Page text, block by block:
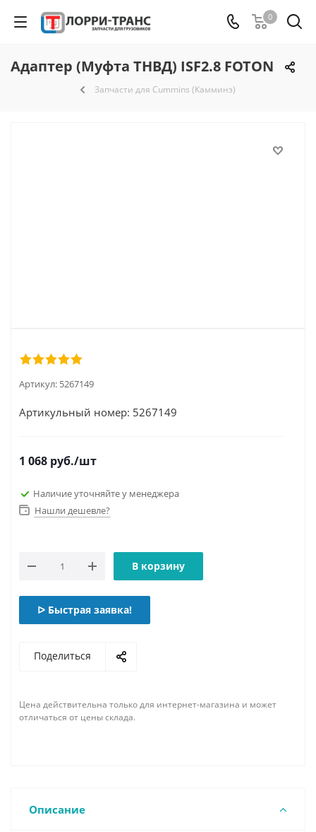
0
Адаптер (Муфта ТНВД) ISF2.8 FOTON
Запчасти для Cummins (Камминз)
Артикул: 5267149
Артикульный номер: 5267149
1 068 руб./шт
Наличие уточняйте у менеджера
Нашли дешевле?
В корзину
ᐅ Быстрая заявка!
Поделиться
Цена действительна только для интернет-магазина и может
отличаться от цены склада.
Описание